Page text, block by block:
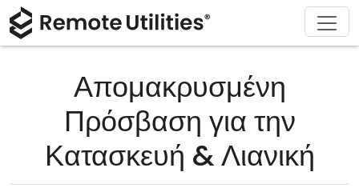
Απομακρυσμένη
Πρόσβαση για την
Κατασκευή & Λιανική
Προϊόν
Ασφάλεια
Στιγμιότυπα
Σημειώσεις Έκδοσης
Λύσεις
Κατασκευή και Λιανική
Υγειονομική περίθαλψη
Εκπαίδευση και Κυβέρνηση
Κατέβασμα
iOS/Android
Αγορά
Βοηθός άδειας χρήσης
Αναβάθμιση της άδειας χρήσης σας
Υποστήριξη
Τεκμηρίωση
Βάση γνώσεων
Σχετικά
Σαλόνι τύπου
Γράψτε μια κριτική